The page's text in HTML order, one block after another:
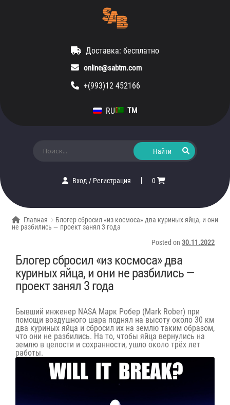
Доставка: бесплатно
online@sabtm.com
+(993)12 452166
RU TM
Вход/ Регистрация 0
Главная
Блогер сбросил «из космоса» два куриных яйца, и они
не разбились — проект занял 3 года
Posted on 30.11.2022
Блогер сбросил «из космоса» два
куриных яйца, и они не разбились —
проект занял 3 года
Бывший инженер NASA Марк Робер (Mark Rober) при
помощи воздушного шара поднял на высоту около 30 км
два куриных яйца и сбросил их на землю таким образом,
что они не разбились. На то, чтобы яйца вернулись на
землю в целости и сохранности, ушло около трёх лет
работы.